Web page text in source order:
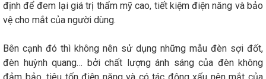
định để đem lại giá trị thẩm mỹ cao, tiết kiệm điện năng và bảo
vệ cho mắt của người dùng.
Bên cạnh đó thì không nên sử dụng những mẫu đèn sợi đốt,
đèn huỳnh quang… bởi chất lượng ánh sáng của đèn không